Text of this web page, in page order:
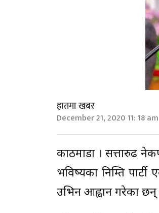
हातमा खबर
December 21, 2020 11: 18 am
काठमाडौं । सत्तारुढ
भविष्यका निम्ति
उभिन आह्वान गरेका छन्